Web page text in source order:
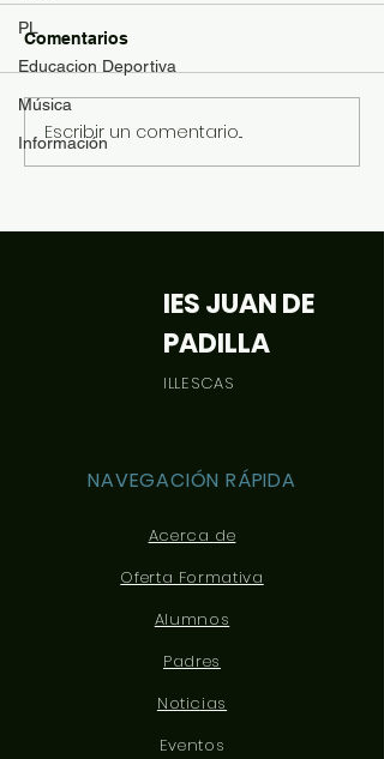
PL
Educacion Deportiva
Música
InformaciónI JORNADAS STEAM
DEL IESO Nº1 DE
Comentarios
Escribir un comentario...
IES JUAN DE
PADILLA
ILLESCAS
NAVEGACIÓN RÁPIDA
Acerca de
Oferta Formativa
Alumnos
Padres
Noticias
Eventos